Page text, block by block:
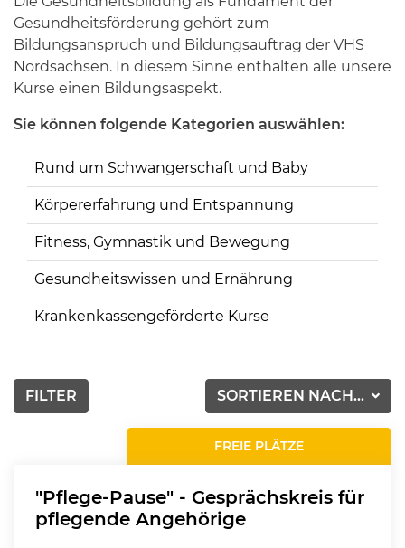
Gesundheitsförderung gehört zum
Bildungsanspruch und Bildungsauftrag der VHS
Nordsachsen. In diesem Sinne enthalten alle unsere
Kurse einen Bildungsaspekt.
Sie können folgende Kategorien auswählen:
Rund um Schwangerschaft und Baby
Körpererfahrung und Entspannung
Fitness, Gymnastik und Bewegung
Gesundheitswissen und Ernährung
Krankenkassengeförderte Kurse
SORTIEREN NACH...
FILTER
FREIE PLÄTZE
"Pflege-Pause" - Gesprächskreis für
pflegende Angehörige